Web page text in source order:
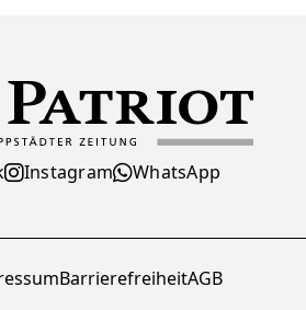
Instagram WhatsApp
BarrierefreiheitAGB